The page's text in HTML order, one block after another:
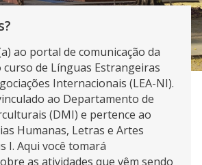
ao portal de comunicação da
curso de Línguas Estrangeiras
Internacionais (LEA-NI).
ao Departamento de
(DMI) e pertence ao
Humanas, Letras e Artes
I. Aqui você tomará
as atividades que vêm sendo